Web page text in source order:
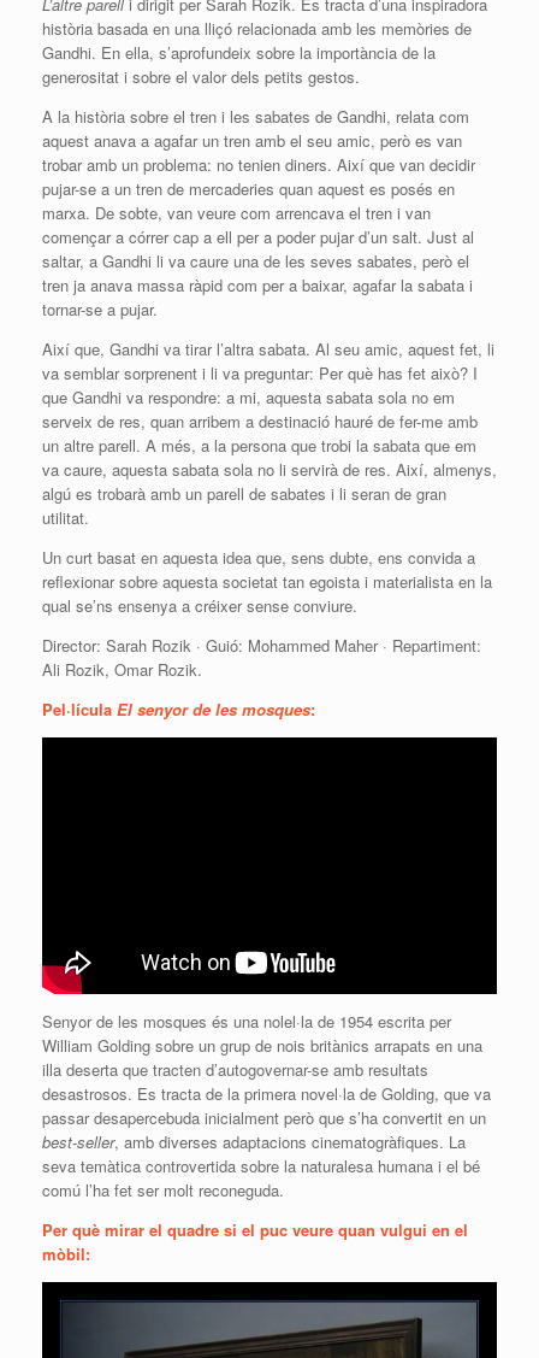
L’altre parelli dirigit perSarah Rozik. Es tracta d’una inspiradora
història basada en una lliçó relacionada amb les memòries de
Gandhi. En ella, s’aprofundeix sobre la importància de la
generositat i sobre el valor dels petits gestos.
A la història sobre el tren i les sabates de Gandhi, relata com
aquest anava a agafar un tren amb el seu amic, però es van
trobar amb un problema: no tenien diners. Així que van decidir
pujar-se a un tren de mercaderies quan aquest es posés en
marxa. De sobte, van veure com arrencava el tren i van
començar a córrer cap a ell per a poder pujar d’un salt. Just al
saltar, a Gandhi li va caure una de les seves sabates, però el
tren ja anava massa ràpid com per a baixar, agafar la sabata i
tornar-se a pujar.
Així que, Gandhi va tirar l’altra sabata. Al seu amic, aquest fet, li
va semblar sorprenent i li va preguntar: Per què has fet això? I
que Gandhi va respondre: a mi, aquesta sabata sola no em
serveix de res, quan arribem a destinació hauré de fer-me amb
un altre parell. A més, a la persona que trobi la sabata que em
va caure, aquesta sabata sola no li servirà de res. Així, almenys,
algú es trobarà amb un parell de sabates i li seran de gran
utilitat.
Un curt basat en aquesta idea que, sens dubte, ens convida a
reflexionar sobre aquesta societat tan egoista i materialista en la
qual se’ns ensenya a créixersense conviure.
Director: Sarah Rozik · Guió: Mohammed Maher· Repartiment:
Ali Rozik, Omar Rozik.
Pel·lícula El senyor de les mosques:
Senyor de les mosques és una nolel·la de 1954 escrita per
William Golding sobre un grup de nois britànics arrapats en una
illa deserta que tracten d’autogovernar-se amb resultats
desastrosos. Es tracta de la primera novel·la de Golding, que va
passar desapercebuda inicialment però que s’ha convertit en un
best-seller, amb diverses adaptacions cinematogràfiques. La
seva temàtica controvertida sobre la naturalesa humana i el bé
comú l’ha fet ser molt reconeguda.
Per què mirar el quadre si el puc veure quan vulgui en el
mòbil: